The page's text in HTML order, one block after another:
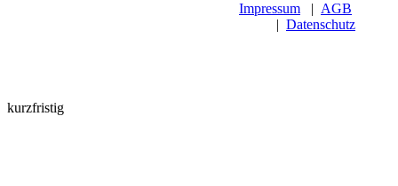
Impressum | AGB
| Datenschutz
kurzfristig